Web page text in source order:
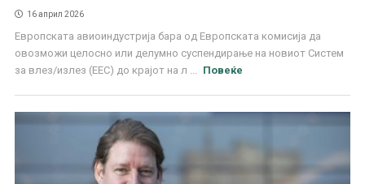
16 април 2026
Европската авиоиндустрија бара од Европската комисија да
овозможи целосно или делумно суспендирање на новиот Систем
за влез/излез (ЕЕС) до крајот на л ...
Повеќе